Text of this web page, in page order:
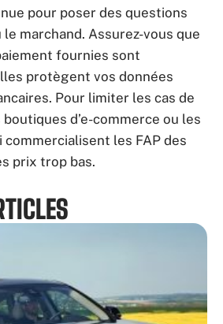
pour poser des questions
marchand. Assurez-vous que
fournies sont
protègent vos données
Pour limiter les cas de
d’e-commerce ou les
les FAP des
prix trop bas.